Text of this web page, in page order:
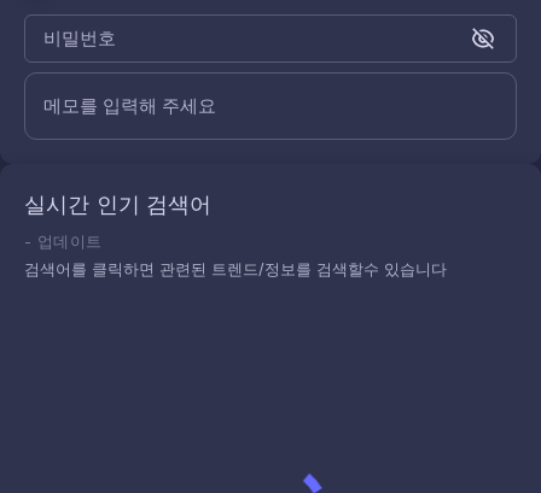
비밀번호
메모를 입력해 주세요
실시간 인기 검색어
- 업데이트
검색어를 클릭하면 관련된 트렌드/정보를 검색할수 있습니다